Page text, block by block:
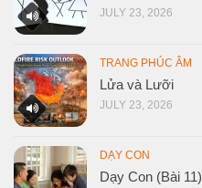
JULY 23, 2026
TRANG PHÚC ÂM
Lửa và Lưỡi
JULY 23, 2026
DẠY CON
Dạy Con (Bài 11)